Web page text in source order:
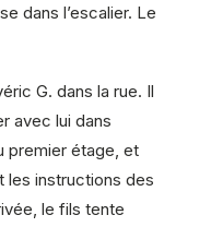
dans l’escalier. Le
G. dans la rue. Il
avec lui dans
premier étage, et
les instructions des
le fils tente